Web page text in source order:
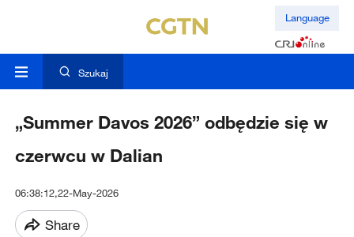
Language
Szukaj
„Summer Davos 2026” odbędzie się w
czerwcu w Dalian
06:38:12,22-May-2026
Share